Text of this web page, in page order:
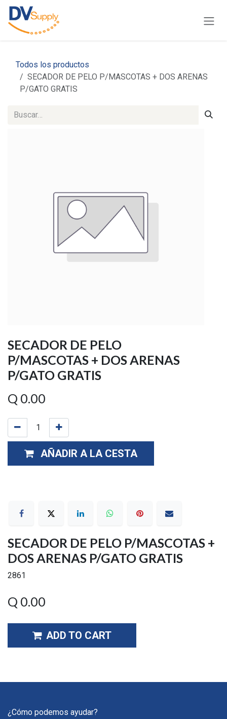
Ir al contenido
Todos los productos
SECADOR DE PELO P/MASCOTAS + DOS ARENAS
P/GATO GRATIS
SECADOR DE PELO
P/MASCOTAS + DOS ARENAS
P/GATO GRATIS
Q 0.00
AÑADIR A LA CESTA
SECADOR DE PELO P/MASCOTAS +
DOS ARENAS P/GATO GRATIS
2861
Q 0.00
ADD TO CART
¿Cómo podemos ayudar?